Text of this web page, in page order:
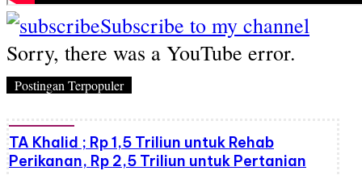
Subscribe to my channel
Sorry, there was a YouTube error.
Postingan Terpopuler
TA Khalid ; Rp 1,5 Triliun untuk Rehab
Perikanan, Rp 2,5 Triliun untuk Pertanian